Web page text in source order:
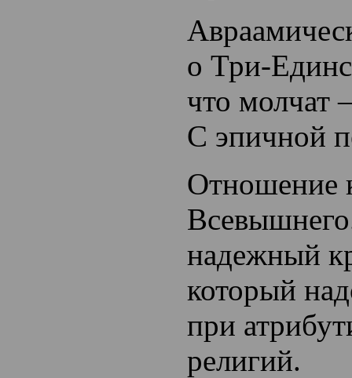
о Три-
что молчат
С эпичной
Отношение
надежный
который
при
религий.